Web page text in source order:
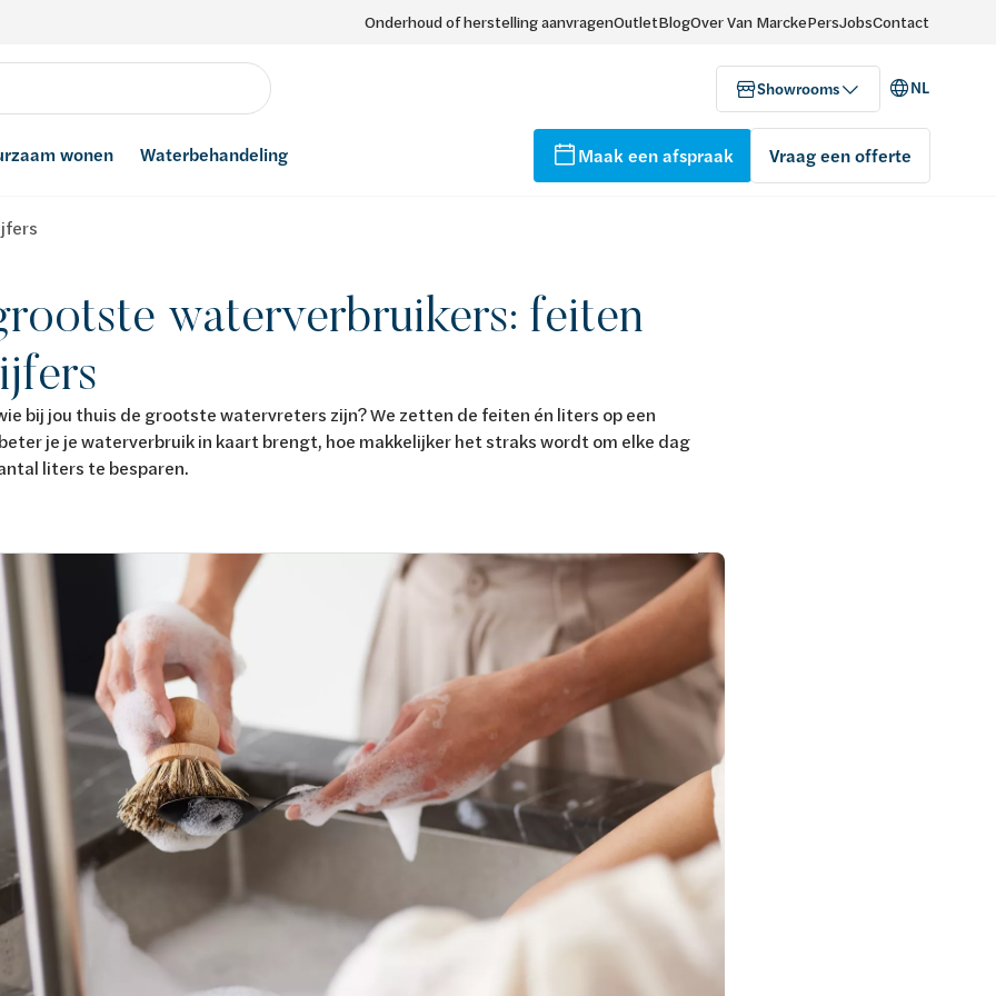
Onderhoud of herstelling aanvragenOutletBlogOver Van MarckePersJobsContact
Showrooms NL
wonen Waterbehandeling Maak een afspraak Vraag een offerte
waterverbruikers: feiten
bij jou thuis de grootste watervreters zijn? We zetten de feiten én liters op een
je je waterverbruik in kaart brengt, hoe makkelijker het straks wordt om elke dag
liters te besparen.